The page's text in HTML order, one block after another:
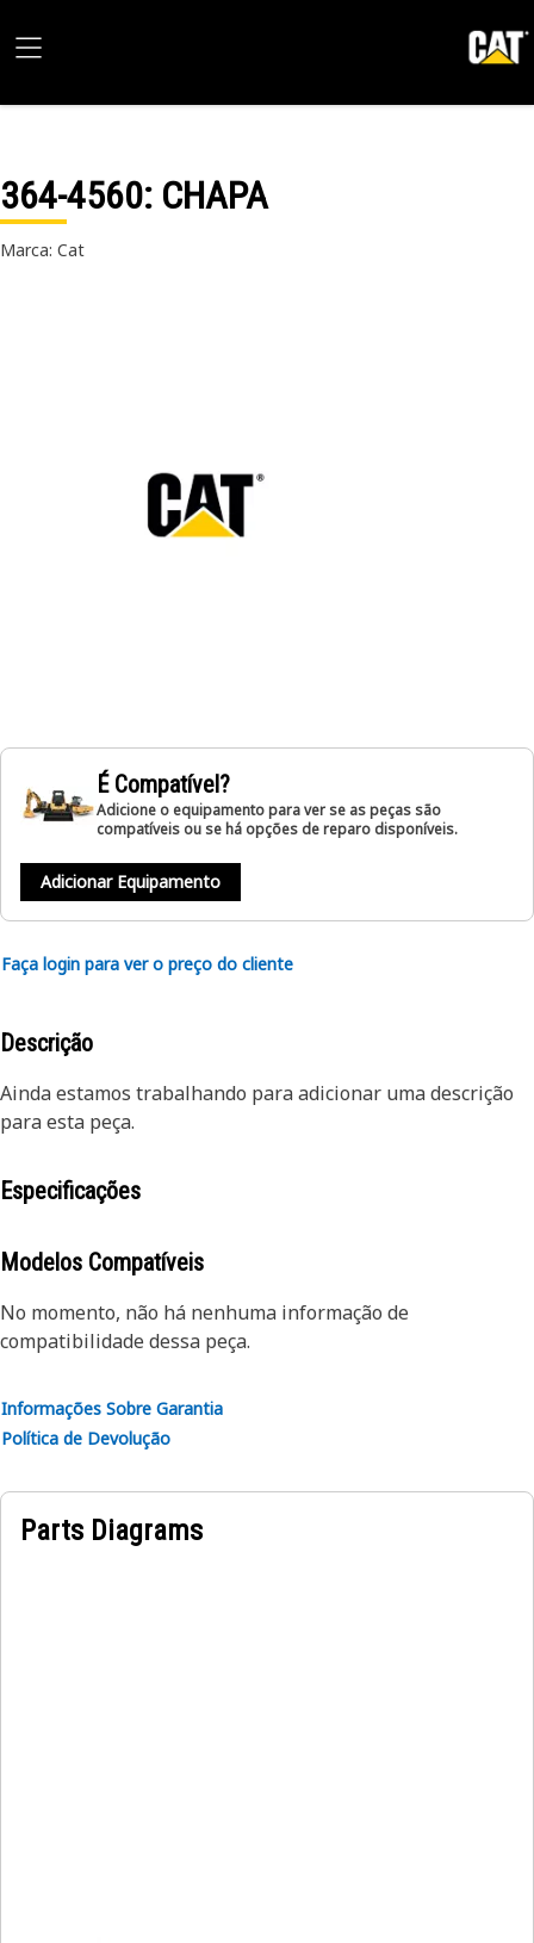
364-4560: CHAPA
Marca: Cat
É Compatível?
Adicione o equipamento para ver se as peças são
compatíveis ou se há opções de reparo disponíveis.
Adicionar Equipamento
Faça login para ver o preço do cliente
Descrição
Ainda estamos trabalhando para adicionar uma descrição
para esta peça.
Especificações
Modelos Compatíveis
No momento, não há nenhuma informação de
compatibilidade dessa peça.
Informações Sobre Garantia
Política de Devolução
Parts Diagrams